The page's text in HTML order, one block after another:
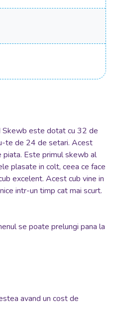
Skewb este dotat cu 32 de
te de 24 de setari. Acest
piata. Este primul skewb al
plasate in colt, ceea ce face
excelent. Acest cub vine in
intr-un timp cat mai scurt.
se poate prelungi pana la
avand un cost de